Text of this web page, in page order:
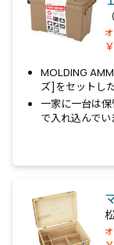
￥
MOLDING
ズ]をセットし
一家に一台は
で入れ込んでい